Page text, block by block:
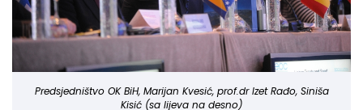
Predsjedništvo OK BiH, Marijan Kvesić, prof.dr Izet Rađo, Siniša
Kisić (sa lijeva na desno)